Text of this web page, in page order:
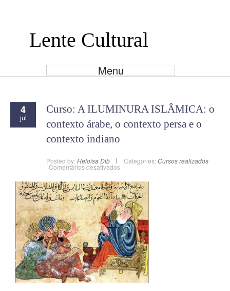
Lente Cultural
Menu
4
jul
Curso: A ILUMINURA ISLÂMICA: o
contexto árabe, o contexto persa e o
contexto indiano
Posted by: Heloisa Dib Categories: Cursos realizados
Comentários desativadosem
ILUMINURA
ISLÂMICA:
o
contexto
árabe,
o
contexto
persa
e
o
contexto
indiano